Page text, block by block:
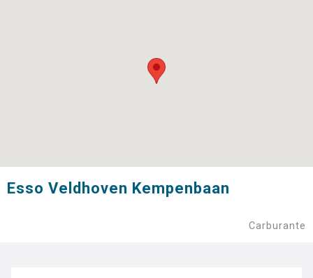
Esso Veldhoven Kempenbaan
Carburante